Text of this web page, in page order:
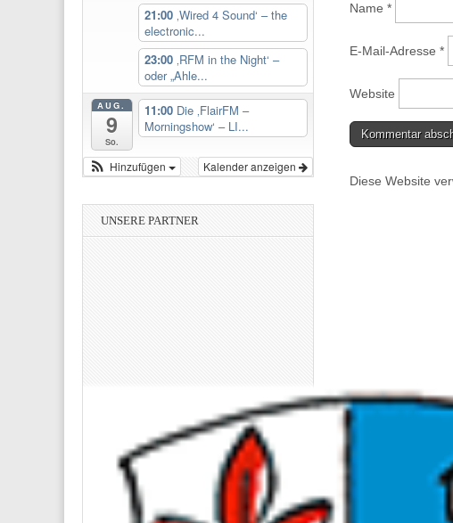
Name *
E-Mail-Adresse *
Website
Diese Website
21:00 ‚Wired 4 Sound‘ – the
electronic...
23:00 ‚RFM in the Night‘ –
oder „Ahle...
AUG.
9
So.
11:00 Die ‚FlairFM –
Morningshow‘ – LI...
Kalender anzeigen
Hinzufügen
UNSERE PARTNER